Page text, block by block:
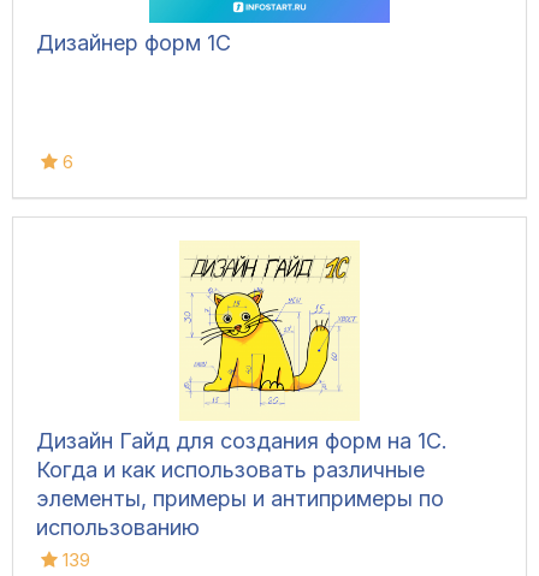
Дизайнер форм 1С
6
Дизайн Гайд для создания форм на 1С.
Когда и как использовать различные
элементы, примеры и антипримеры по
использованию
139